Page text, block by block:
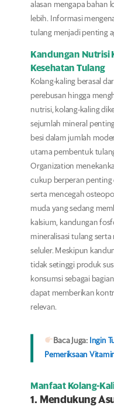
alasan mengapa bahan
lebih. Informasi
tulang menjadi penting
Kandungan Nutrisi
Kesehatan Tulang
Kolang-kaling berasal
perebusan hingga
nutrisi, kolang-kaling
sejumlah mineral
besi dalam jumlah
utama pembentuk
Organization
cukup berperan penting
serta mencegah
muda yang sedang
kalsium, kandungan
mineralisasi tulang
seluler. Meskipun
tidak setinggi produk
konsumsi sebagai
dapat memberikan
relevan.
Baca Juga: Ingin
Pemeriksaan
Manfaat Kolang-
1. Mendukung